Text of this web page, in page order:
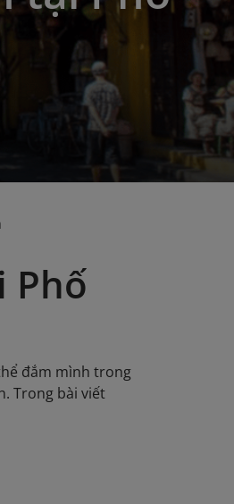
Phố
đắm mình trong
Trong bài viết